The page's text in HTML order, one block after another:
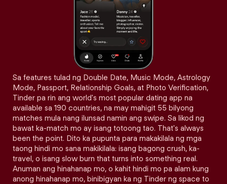
Sa features tulad ng Double Date, Music Mode, Astrology
Mode, Passport, Relationship Goals, at Photo Verification,
Tinder pa rin ang world's most popular dating app na
available sa 190 countries, na may mahigit 55 bilyong
matches mula nang ilunsad namin ang swipe. Sa likod ng
bawat ka-match mo ay isang totoong tao. That's always
been the point. Dito ka pupunta para makakilala ng mga
taong hindi mo sana makikilala: isang bagong crush, ka-
travel, o isang slow burn that turns into something real.
Anuman ang hinahanap mo, o kahit hindi mo pa alam kung
anong hinahanap mo, binibigyan ka ng Tinder ng space to